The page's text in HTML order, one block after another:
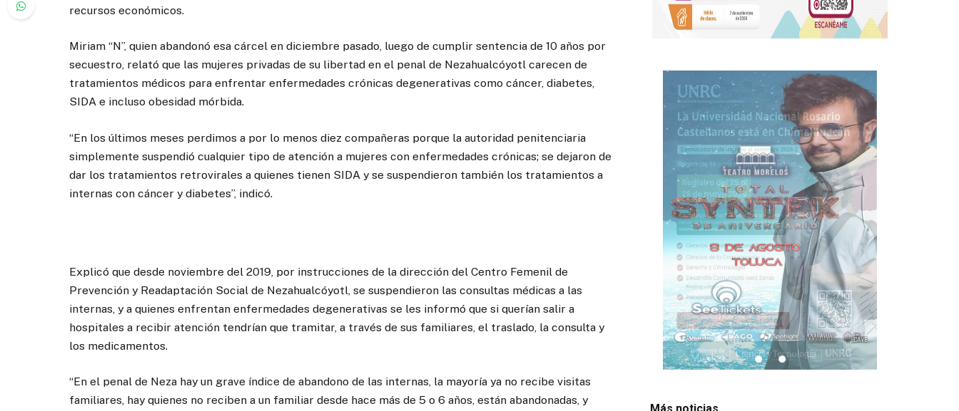
recursos económicos.
Miriam “N”, quien abandonó esa cárcel en diciembre pasado, luego de cumplir sentencia de 10 años por
secuestro, relató que las mujeres privadas de su libertad en el penal de Nezahualcóyotl carecen de
tratamientos médicos para enfrentar enfermedades crónicas degenerativas como cáncer, diabetes,
SIDA e incluso obesidad mórbida.
“En los últimos meses perdimos a por lo menos diez compañeras porque la autoridad penitenciaria
simplemente suspendió cualquier tipo de atención a mujeres con enfermedades crónicas; se dejaron de
dar los tratamientos retrovirales a quienes tienen SIDA y se suspendieron también los tratamientos a
internas con cáncer y diabetes”, indicó.
Explicó que desde noviembre del 2019, por instrucciones de la dirección del Centro Femenil de
Prevención y Readaptación Social de Nezahualcóyotl, se suspendieron las consultas médicas a las
internas, y a quienes enfrentan enfermedades degenerativas se les informó que si querían salir a
hospitales a recibir atención tendrían que tramitar, a través de sus familiares, el traslado, la consulta y
los medicamentos.
“En el penal de Neza hay un grave índice de abandono de las internas, la mayoría ya no recibe visitas
familiares, hay quienes no reciben a un familiar desde hace más de 5 o 6 años, están abandonadas, y